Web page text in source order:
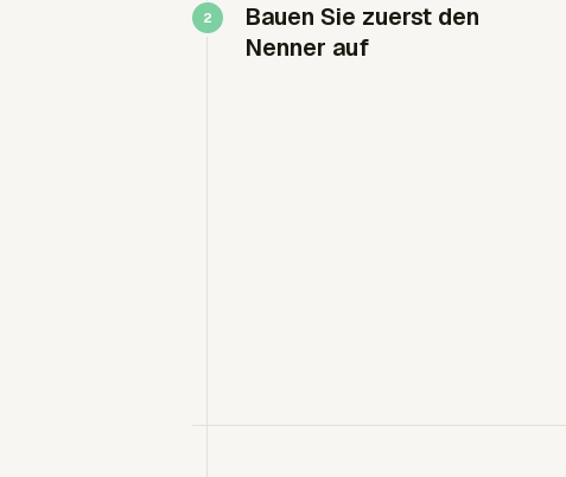
Bauen Sie zuerst den
Nenner auf